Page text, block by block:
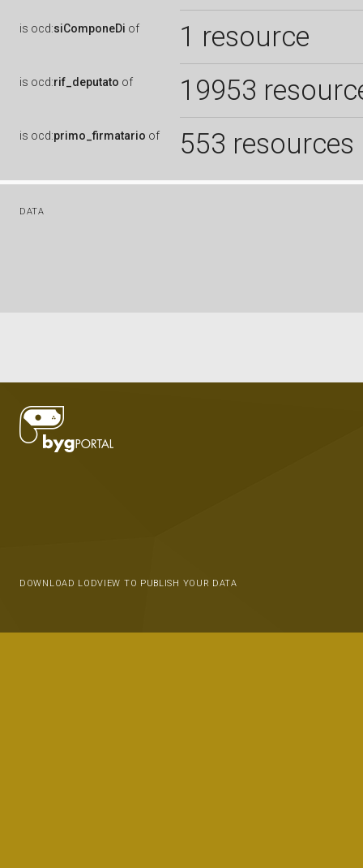
is ocd:siComponeDi of 1 resource
is ocd:rif_deputato of 19953
is ocd:primo_firmatario of 553 resources
DATA
DOWNLOAD LODVIEW TO PUBLISH YOUR DATA